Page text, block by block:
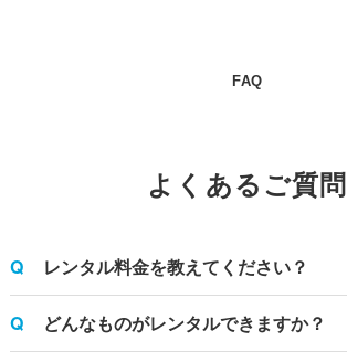
FAQ
よくあるご質問
レンタル料金を教えてください？
どんなものがレンタルできますか？